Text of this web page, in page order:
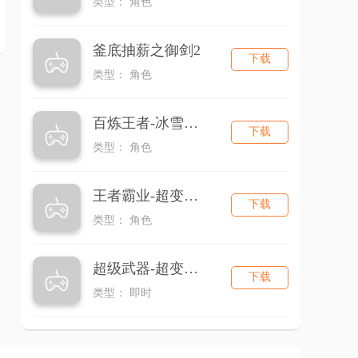
釜底抽薪之御剑2
类型： 角色
下载
百炼王者-冰雪三职业
类型： 角色
下载
王者霸业-超变无限刀
类型： 角色
下载
超级武器-超变无限刀
类型： 即时
下载